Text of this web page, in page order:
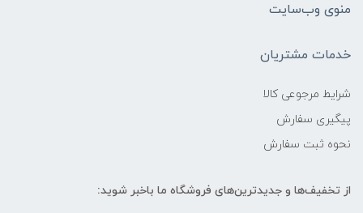
منوی وب‌سایت
خدمات مشتریان
شرایط مرجوعی کالا
پیگیری سفارش
نحوه ثبت سفارش
از تخفیف‌ها و جدیدترین‌های فروشگاه ما باخبر شوید: